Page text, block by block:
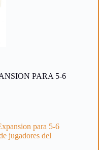
PARA 5-6
para 5-6
jugadores del